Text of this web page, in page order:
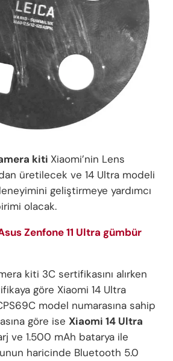
kiti Xiaomi’nin Lens
üretilecek ve 14 Ultra modeli
geliştirmeye yardımcı
olacak.
Zenfone 11 Ultra gümbür
kiti 3C sertifikasını alırken
göre Xiaomi 14 Ultra
model numarasına sahip
göre ise Xiaomi 14 Ultra
ve 1.500 mAh batarya ile
haricinde Bluetooth 5.0